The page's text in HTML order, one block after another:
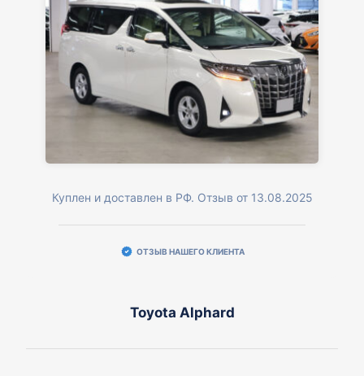
Куплен и доставлен в РФ. Отзыв от 13.08.2025
ОТЗЫВ НАШЕГО КЛИЕНТА
Toyota Alphard